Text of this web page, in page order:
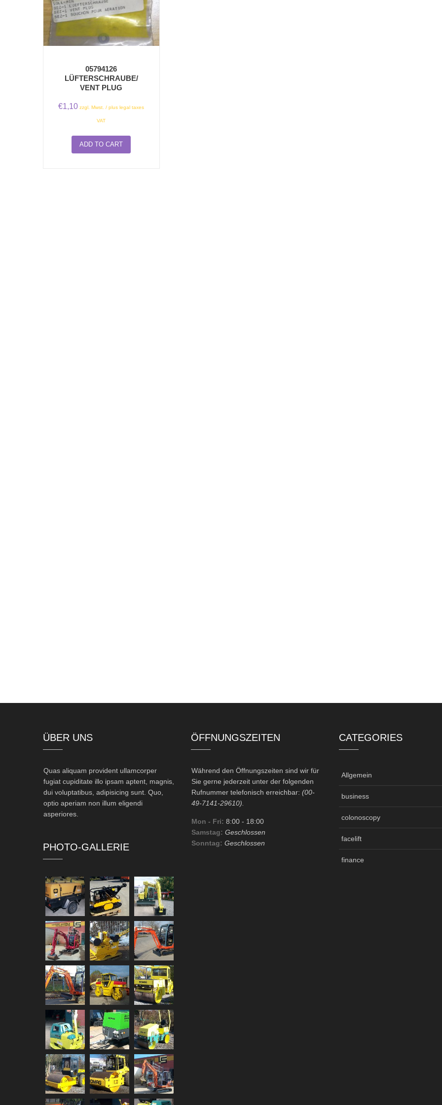
05794126
LÜFTERSCHRAUBE/
VENT PLUG
€1,10 zzgl. Mwst. / plus legal taxes
VAT
ADD TO CART
ÜBER UNS
Quas aliquam provident ullamcorper
fugiat cupiditate illo ipsam aptent, magnis,
dui voluptatibus, adipisicing sunt. Quo,
optio aperiam non illum eligendi
asperiores.
PHOTO-GALLERIE
ÖFFNUNGSZEITEN
Während den Öffnungszeiten sind wir für
Sie gerne jederzeit unter der folgenden
Rufnummer telefonisch erreichbar: (00-
49-7141-29610).
Mon - Fri: 8:00 - 18:00
Samstag: Geschlossen
Sonntag: Geschlossen
CATEGORIES
Allgemein
business
colonoscopy
facelift
finance